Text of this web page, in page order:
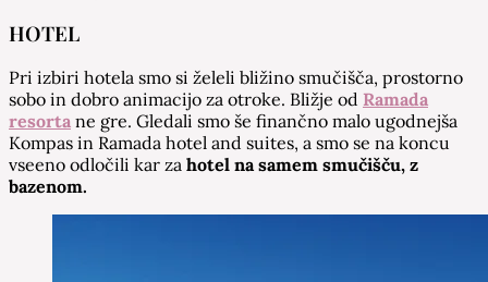
HOTEL
Pri izbiri hotela smo si želeli bližino smučišča, prostorno
sobo in dobro animacijo za otroke. Bližje od Ramada
resorta ne gre. Gledali smo še finančno malo ugodnejša
Kompas in Ramada hotel and suites, a smo se na koncu
vseeno odločili kar za hotel na samem smučišču, z
bazenom.